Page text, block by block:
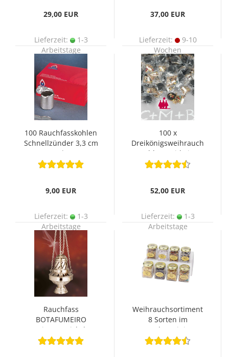
29,00 EUR
Lieferzeit:
1-3
Arbeitstage
37,00 EUR
Lieferzeit:
9-10
Wochen
100 Rauchfasskohlen
Schnellzünder 3,3 cm
Ø
9,00 EUR
Lieferzeit:
1-3
Arbeitstage
100 x
Dreikönigsweihrauch
Kohle, Kreide im
Tütchen
52,00 EUR
Lieferzeit:
1-3
Arbeitstage
Rauchfass
BOTAFUMEIRO
Messing vernickelt 17
cm
Weihrauchsortiment
8 Sorten im
Aromaglas mit je 30g